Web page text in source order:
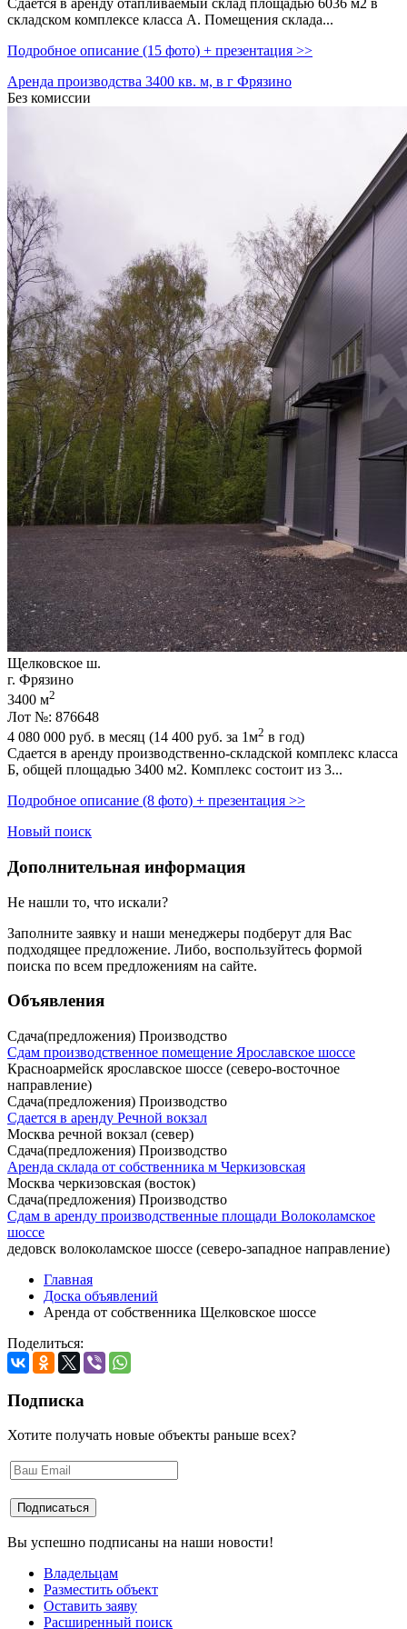
Сдаётся в аренду отапливаемый склад площадью 6036 м2 в
складском комплексе класса А. Помещения склада...
Подробное описание (15 фото) + презентация >>
Аренда производства 3400 кв. м, в г Фрязино
Без комиссии
Щелковское ш.
г. Фрязино
3400 м2
Лот №: 876648
4 080 000 руб. в месяц (14 400 руб. за 1м2 в год)
Сдается в аренду производственно-складской комплекс класса
Б,­ общей площадью 3400 м2. Комплекс состоит из 3...
Подробное описание (8 фото) + презентация >>
Новый поиск
Дополнительная информация
Не нашли то, что искали?
Заполните заявку и наши менеджеры подберут для Вас
подходящее предложение. Либо, воспользуйтесь формой
поиска по всем предложениям на сайте.
Объявления
Сдача(предложения) Производство
Сдам производственное помещение Ярославское шоссе
Красноармейск ярославское шоссе (северо-восточное
направление)
Сдача(предложения) Производство
Сдается в аренду Речной вокзал
Москва речной вокзал (север)
Сдача(предложения) Производство
Аренда склада от собственника м Черкизовская
Москва черкизовская (восток)
Сдача(предложения) Производство
Сдам в аренду производственные площади Волоколамское
шоссе
дедовск волоколамское шоссе (северо-западное направление)
Главная
Доска объявлений
Аренда от собственника Щелковское шоссе
Поделиться:
Подписка
Хотите получать новые объекты раньше всех?
Вы успешно подписаны на наши новости!
Владельцам
Разместить объект
Оставить заяву
Расширенный поиск